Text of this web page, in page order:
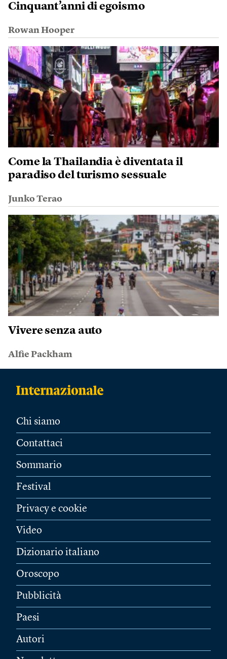
Cinquant’anni di egoismo
Rowan Hooper
Come la Thailandia è diventata il
paradiso del turismo sessuale
Junko Terao
Vivere senza auto
Alfie Packham
Chi siamo
Contattaci
Sommario
Festival
Privacy e cookie
Video
Dizionario italiano
Oroscopo
Pubblicità
Paesi
Autori